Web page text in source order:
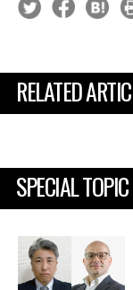
RELATED
SPECIAL TOPIC